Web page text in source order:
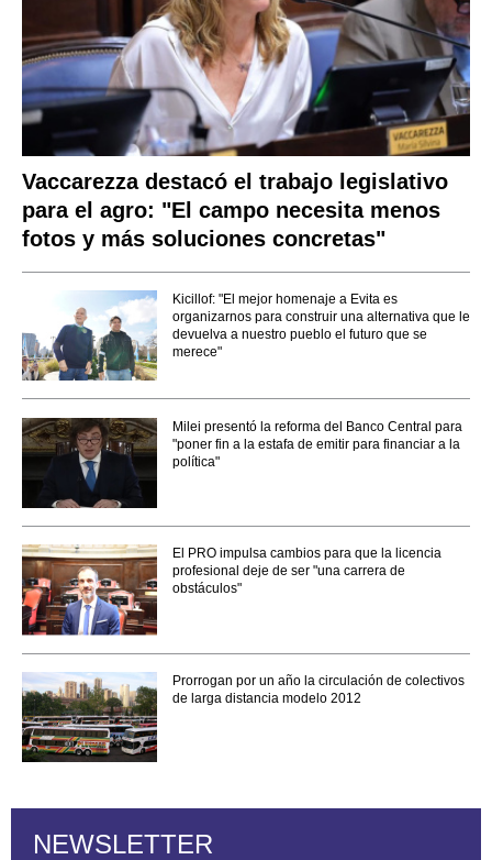
Vaccarezza destacó el trabajo legislativo
para el agro: "El campo necesita menos
fotos y más soluciones concretas"
Kicillof: "El mejor homenaje a Evita es
organizarnos para construir una alternativa que le
devuelva a nuestro pueblo el futuro que se
merece"
Milei presentó la reforma del Banco Central para
"poner fin a la estafa de emitir para financiar a la
política"
El PRO impulsa cambios para que la licencia
profesional deje de ser "una carrera de
obstáculos"
Prorrogan por un año la circulación de colectivos
de larga distancia modelo 2012
NEWSLETTER